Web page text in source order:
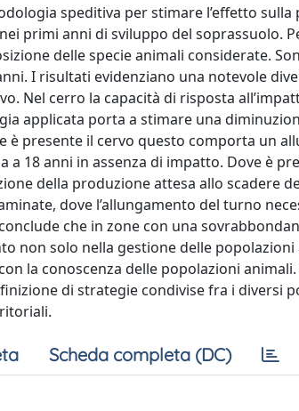
speditiva per stimare l’effetto
primi anni di sviluppo del soprassuolo.
delle specie animali considerate.
I risultati evidenziano una notevole
Nel cerro la capacità di risposta
applicata porta a stimare una
è presente il cervo questo comporta un
18 anni in assenza di impatto. Dove è
della produzione attesa allo scadere
dove l’allungamento del turno
che in zone con una
non solo nella gestione delle
la conoscenza delle popolazioni
di strategie condivise fra i diversi
Scheda completa (DC)